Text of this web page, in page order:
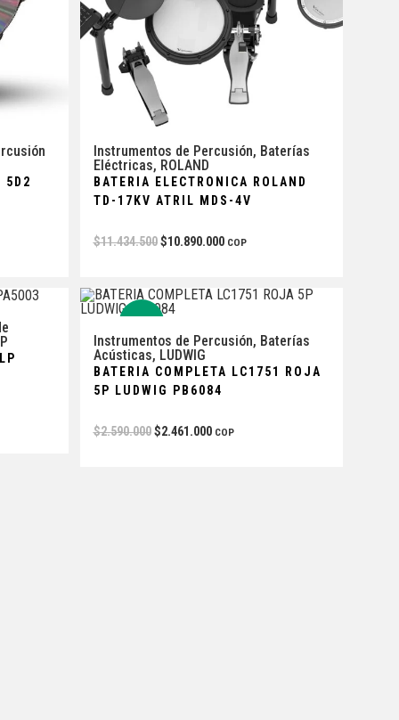
5D2
Instrumentos de Percusión, Baterías
Eléctricas, ROLAND
BATERIA ELECTRONICA ROLAND
TD-17KV ATRIL MDS-4V
$11.434.500 $10.890.000 COP
Instrumentos de Percusión, Baterías
Acústicas, LUDWIG
BATERIA COMPLETA LC1751 ROJA
5P LUDWIG PB6084
$2.590.000 $2.461.000 COP